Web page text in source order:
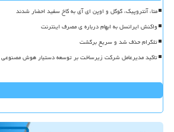
متا، آنتروپیک، گوگل و اوپن ای آی به کاخ سفید احضار شدند
واکنش ایرانسل به ابهام درباره ی مصرف اینترنت
تلگرام حذف شد و سریع برگشت
تاکید مدیرعامل شرکت زیرساخت بر توسعه دستیار هوش